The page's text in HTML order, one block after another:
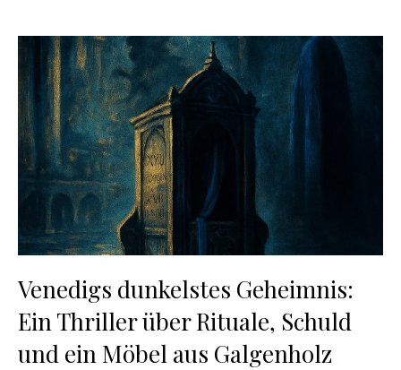
Venedigs dunkelstes Geheimnis:
Ein Thriller über Rituale, Schuld
und ein Möbel aus Galgenholz